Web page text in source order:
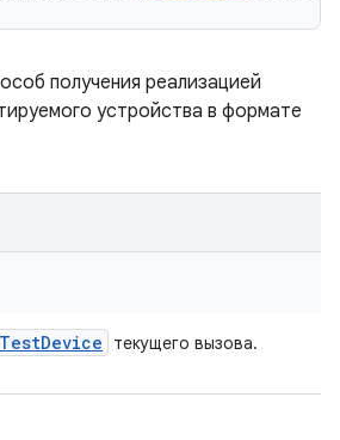
получения реализацией
устройства в формате
Device текущего вызова.